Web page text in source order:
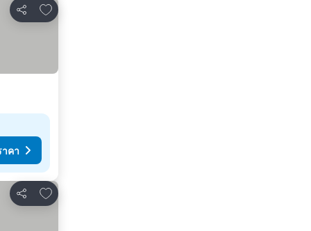
แชร์
เพิ่มในรายการโปรด
คา
แชร์
เพิ่มในรายการโปรด